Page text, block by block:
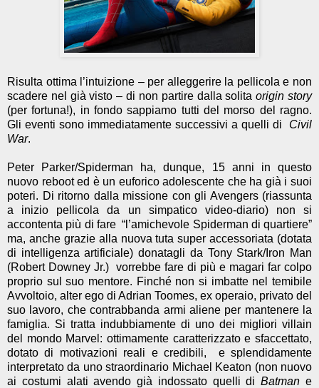
Risulta ottima l’intuizione – per alleggerire la pellicola e non
scadere nel già visto – di non partire dalla solitaorigin story
(per fortuna!), in fondo sappiamo tutti del morso del ragno.
Gli eventi sono immediatamente successivi a quelli di
Civil
War.
Peter Parker/Spiderman ha, dunque, 15 anni in questo
nuovo reboot ed è un euforico adolescente che ha già i suoi
poteri. Di ritorno dalla missione con gli Avengers (riassunta
a inizio pellicola da un simpatico video-diario) non si
accontenta più di fare “l’amichevole Spiderman di quartiere”
ma, anche grazie alla nuova tuta super accessoriata (dotata
di intelligenza artificiale) donatagli da Tony Stark/Iron Man
(Robert Downey Jr.) vorrebbe fare di più e magari far colpo
proprio sul suo mentore. Finché non si imbatte nel temibile
Avvoltoio, alter ego di Adrian Toomes, ex operaio, privato del
suo lavoro, che contrabbanda armi aliene per mantenere la
famiglia. Si tratta indubbiamente di uno dei migliori villain
del mondo Marvel: ottimamente caratterizzato e sfaccettato,
dotato di motivazioni reali e credibili,
e splendidamente
interpretato da uno straordinario Michael Keaton (non nuovo
ai costumi alati avendo già indossato quelli diBatman e